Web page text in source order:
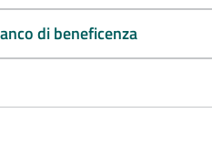
di beneficenza